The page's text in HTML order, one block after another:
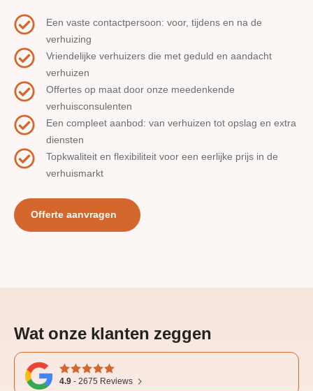
Een vaste contactpersoon: voor, tijdens en na de
verhuizing
Vriendelijke verhuizers die met geduld en aandacht
verhuizen
Offertes op maat door onze meedenkende
verhuisconsulenten
Een compleet aanbod: van verhuizen tot opslag en extra
diensten
Topkwaliteit en flexibiliteit voor een eerlijke prijs in de
verhuismarkt
Offerte aanvragen
Wat onze klanten zeggen
4.9 - 2675 Reviews